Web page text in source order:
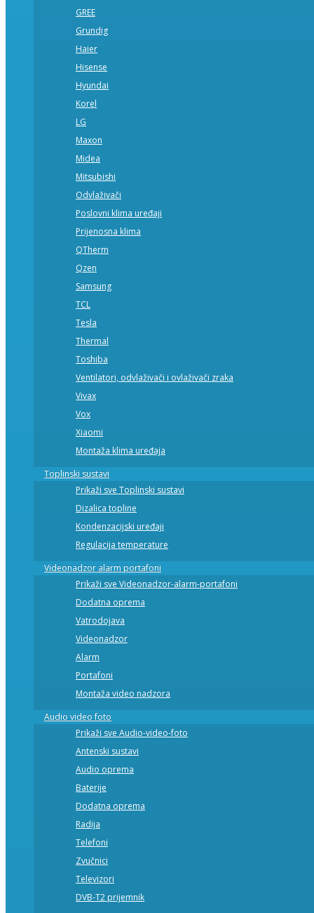
GREE
Grundig
Haier
Hisense
Hyundai
Korel
LG
Maxon
Midea
Mitsubishi
Odvlaživači
Poslovni klima uređaji
Prijenosna klima
QTherm
Qzen
Samsung
TCL
Tesla
Thermal
Toshiba
Ventilatori, odvlaživači i ovlaživači zraka
Vivax
Vox
Xiaomi
Montaža klima uređaja
Toplinski sustavi
Prikaži sve Toplinski sustavi
Dizalica topline
Kondenzacijski uređaji
Regulacija temperature
Videonadzor alarm portafoni
Prikaži sve Videonadzor-alarm-portafoni
Dodatna oprema
Vatrodojava
Videonadzor
Alarm
Portafoni
Montaža video nadzora
Audio video foto
Prikaži sve Audio-video-foto
Antenski sustavi
Audio oprema
Baterije
Dodatna oprema
Radija
Telefoni
Zvučnici
Televizori
DVB-T2 prijemnik